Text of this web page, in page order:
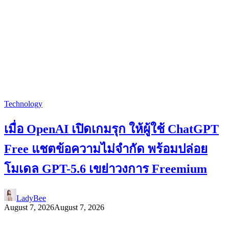
Technology
เมื่อ OpenAI เปิดเกมรุก ให้ผู้ใช้ ChatGPT
Free แชตข้อความไม่จำกัด พร้อมปล่อย
โมเดล GPT-5.6 เขย่าวงการ Freemium
LadyBee
August 7, 2026August 7, 2026